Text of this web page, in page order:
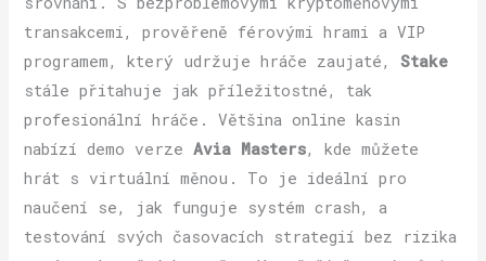
transakcemi, prověřeně férovými hrami a VIP
programem, který udržuje hráče zaujaté,Stake
stále přitahuje jak příležitostné, tak
profesionální hráče. Většina online kasin
nabízí demo verzeAvia Masters, kde můžete
hrát s virtuální měnou. To je ideální pro
naučení se, jak funguje systém crash, a
testování svých časovacích strategií bez rizika